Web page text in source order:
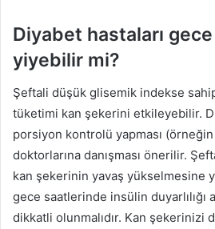
Diyabet hastaları
yiyebilir mi?
Şeftali düşük glisemik indekse
tüketimi kan şekerini etkileyebilir.
porsiyon kontrolü yapması
doktorlarına danışması önerilir.
kan şekerinin yavaş yükselmesine
gece saatlerinde insülin duyarlılığı
dikkatli olunmalıdır. Kan şekerinizi